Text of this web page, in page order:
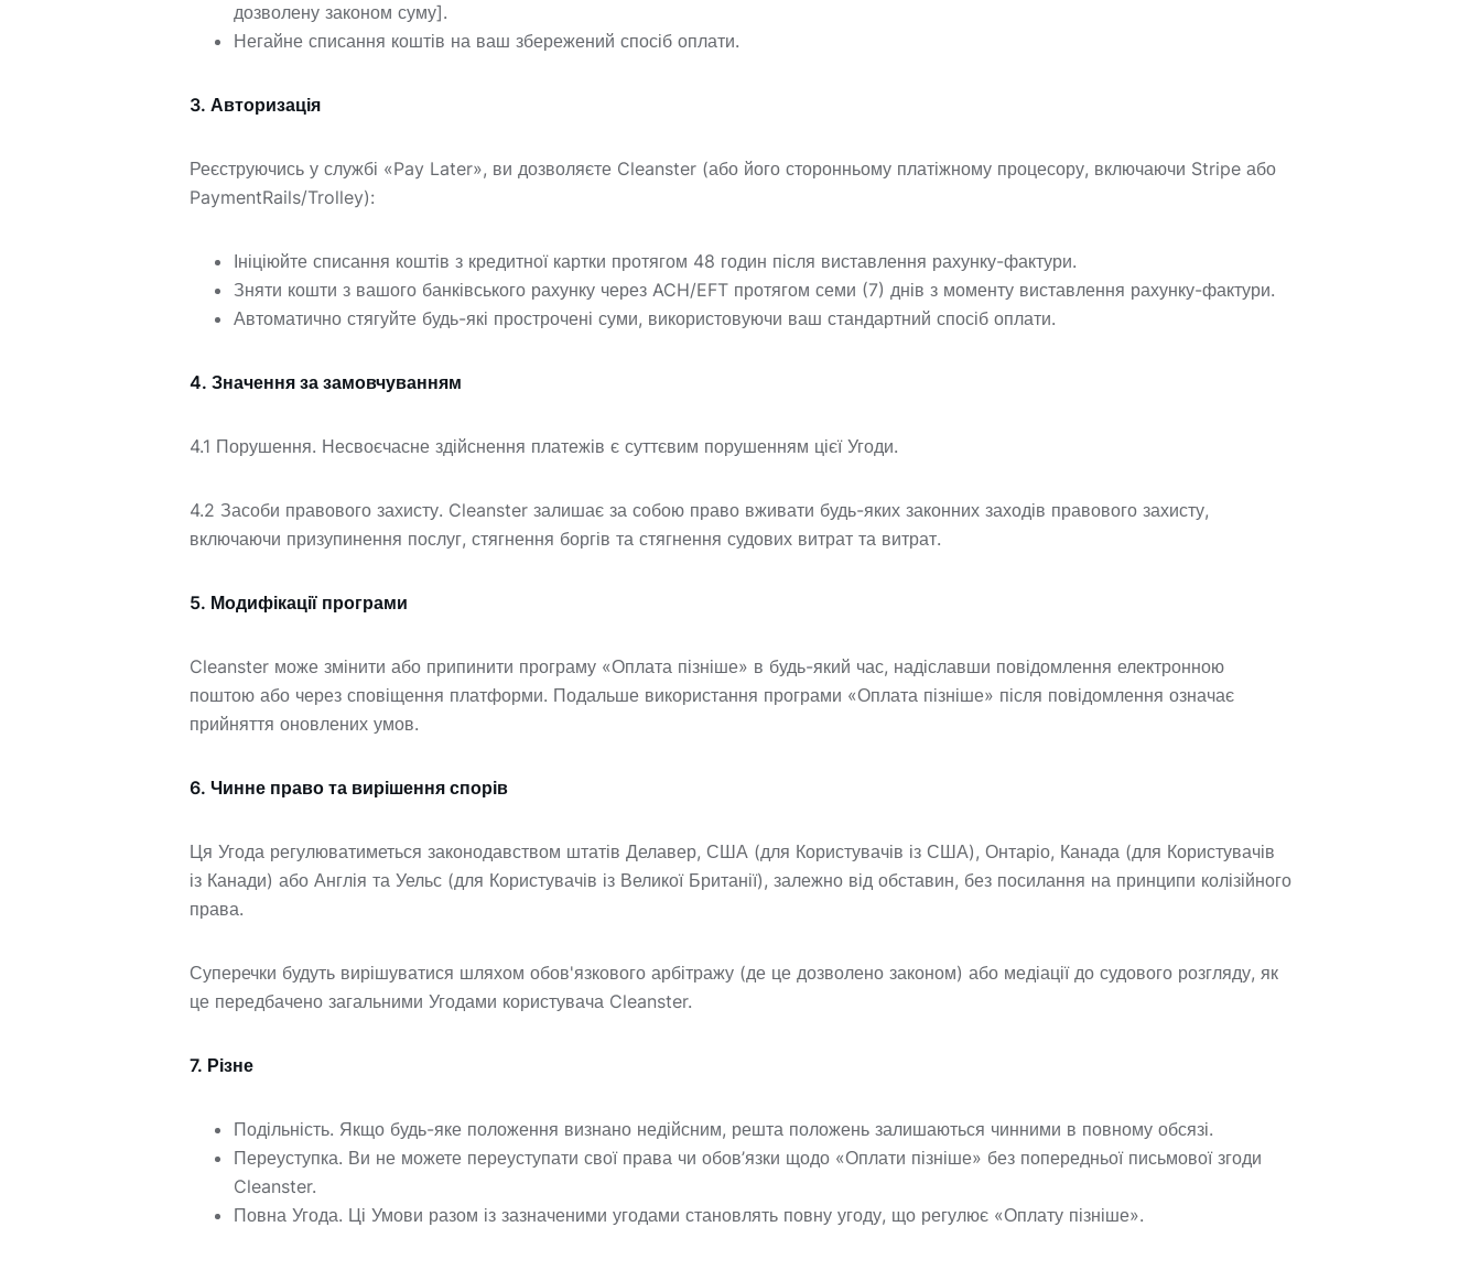
дозволену законом суму].
Негайне списання коштів на ваш збережений спосіб оплати.
3. Авторизація
Реєструючись у службі «Pay Later», ви дозволяєте Cleanster (або його сторонньому платіжному процесору, включаючи Stripe або
PaymentRails/Trolley):
Ініціюйте списання коштів з кредитної картки протягом 48 годин після виставлення рахунку-фактури.
Зняти кошти з вашого банківського рахунку через ACH/EFT протягом семи (7) днів з моменту виставлення рахунку-фактури.
Автоматично стягуйте будь-які прострочені суми, використовуючи ваш стандартний спосіб оплати.
4. Значення за замовчуванням
4.1 Порушення. Несвоєчасне здійснення платежів є суттєвим порушенням цієї Угоди.
4.2 Засоби правового захисту. Cleanster залишає за собою право вживати будь-яких законних заходів правового захисту,
включаючи призупинення послуг, стягнення боргів та стягнення судових витрат та витрат.
5. Модифікації програми
Cleanster може змінити або припинити програму «Оплата пізніше» в будь-який час, надіславши повідомлення електронною
поштою або через сповіщення платформи. Подальше використання програми «Оплата пізніше» після повідомлення означає
прийняття оновлених умов.
6. Чинне право та вирішення спорів
Ця Угода регулюватиметься законодавством штатів Делавер, США (для Користувачів із США), Онтаріо, Канада (для Користувачів
із Канади) або Англія та Уельс (для Користувачів із Великої Британії), залежно від обставин, без посилання на принципи колізійного
права.
Суперечки будуть вирішуватися шляхом обов'язкового арбітражу (де це дозволено законом) або медіації до судового розгляду, як
це передбачено загальними Угодами користувача Cleanster.
7. Різне
Подільність. Якщо будь-яке положення визнано недійсним, решта положень залишаються чинними в повному обсязі.
Переуступка. Ви не можете переуступати свої права чи обов’язки щодо «Оплати пізніше» без попередньої письмової згоди
Cleanster.
Повна Угода. Ці Умови разом із зазначеними угодами становлять повну угоду, що регулює «Оплату пізніше».